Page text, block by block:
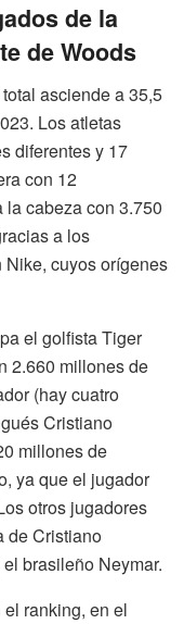
de la
de Woods
asciende a 35,5
Los atletas
diferentes y 17
con 12
la cabeza con 3.750
a los
cuyos orígenes
el golfista Tiger
2.660 millones de
(hay cuatro
Cristiano
millones de
ya que el jugador
otros jugadores
de Cristiano
brasileño Neymar.
ranking, en el